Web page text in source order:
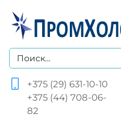
+375 (29) 631-10-10
+375 (44) 708-06-
82